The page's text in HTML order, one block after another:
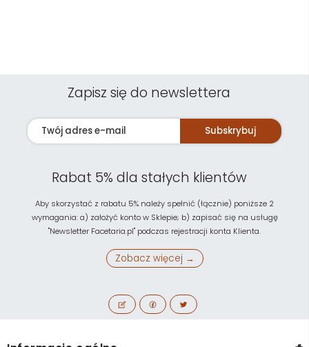
Zapisz się do newslettera
Subskrybuj
Rabat 5% dla stałych klientów
Aby skorzystać z rabatu 5% należy spełnić (łącznie) poniższe 2
wymagania: a) założyć konto w Sklepie; b) zapisać się na usługę
"Newsletter Facetaria.pl" podczas rejestracji konta Klienta.
Zobacz więcej →